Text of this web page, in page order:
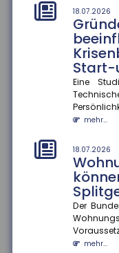
18.07.2026
Start-
Eine
mehr...
18.07.2026
Der
mehr...
Fünf
Fünf Jahre
Ahrtal
Versicherer
mehr...
Eine
moderat
mehr...
14.07.2026